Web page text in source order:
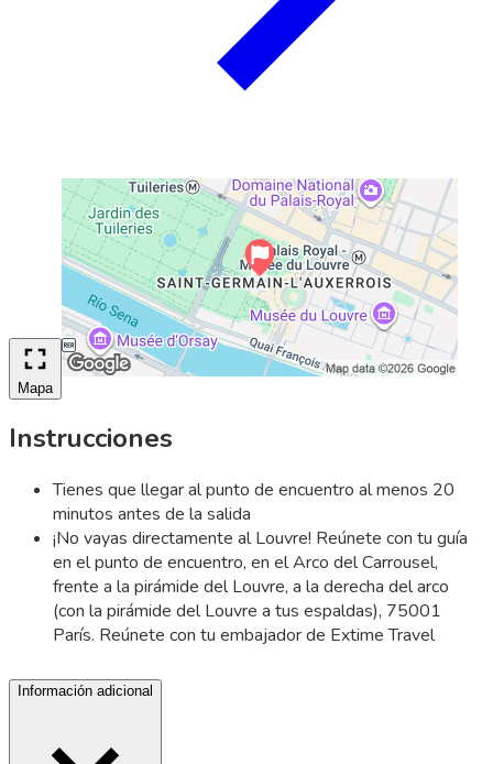
Mapa
Instrucciones
Tienes que llegar al punto de encuentro al menos 20
minutos antes de la salida
¡No vayas directamente al Louvre! Reúnete con tu guía
en el punto de encuentro, en el Arco del Carrousel,
frente a la pirámide del Louvre, a la derecha del arco
(con la pirámide del Louvre a tus espaldas), 75001
París. Reúnete con tu embajador de Extime Travel
Información adicional